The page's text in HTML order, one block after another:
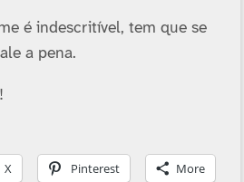
é indescritível, tem que se
a pena.
X Pinterest More